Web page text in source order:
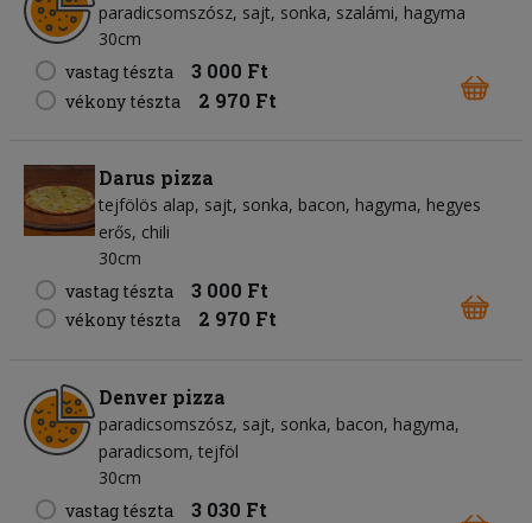
paradicsomszósz sajt sonka szalámi hagyma
30cm
vastag tészta
3 000 Ft
vékony tészta 2 970 Ft
Darus pizza
tejfölös alap sajt sonka bacon hagyma hegyes
erős chili
30cm
vastag tészta
3 000 Ft
vékony tészta 2 970 Ft
Denver pizza
paradicsomszósz sajt sonka bacon hagyma
paradicsom tejföl
30cm
vastag tészta
3 030 Ft